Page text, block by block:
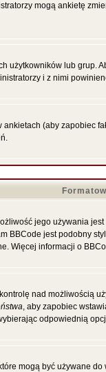
mogą ankietę
użytkowników lub grup.
i z nimi
(aby zapobiec
jego używania
BBCode jest podobny
Więcej informacji o
nad możliwością
, aby zapobiec
odpowiednią
mogą być używane